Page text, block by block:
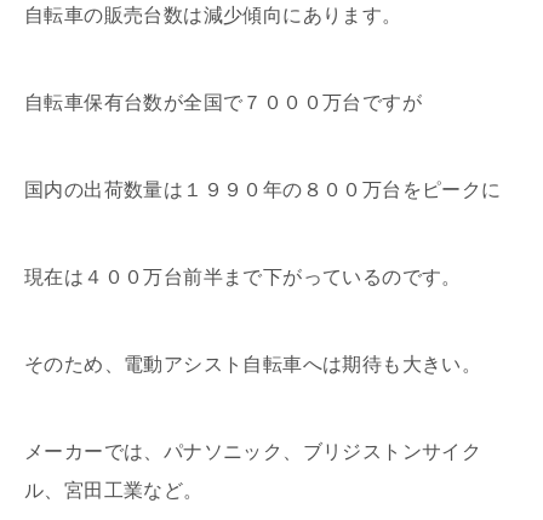
自転車の販売台数は減少傾向にあります。
自転車保有台数が全国で７０００万台ですが
国内の出荷数量は１９９０年の８００万台をピークに
現在は４００万台前半まで下がっているのです。
そのため、電動アシスト自転車へは期待も大きい。
メーカーでは、パナソニック、ブリジストンサイク
ル、宮田工業など。